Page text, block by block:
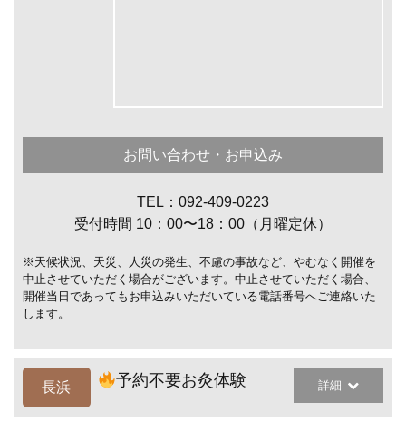
お問い合わせ・お申込み
TEL：092-409-0223
受付時間 10：00〜18：00（月曜定休）
※天候状況、天災、人災の発生、不慮の事故など、やむなく開催を
中止させていただく場合がございます。中止させていただく場合、
開催当日であってもお申込みいただいている電話番号へご連絡いた
します。
長浜 予約不要お灸体験 詳細